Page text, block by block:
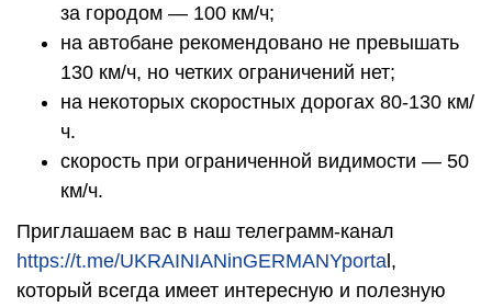
за городом — 100 км/ч;
на автобане рекомендовано не превышать
130 км/ч, но четких ограничений нет;
на некоторых скоростных дорогах 80-130 км/
ч.
скорость при ограниченной видимости — 50
км/ч.
Приглашаем вас в наш телеграмм-канал
https://t.me/UKRAINIANinGERMANYportal,
который всегда имеет интересную и полезную